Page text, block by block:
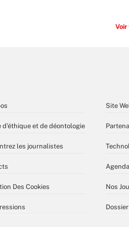
Voir
d’éthique et de déontologie
les journalistes
Des Cookies
Site
Agenda
Nos